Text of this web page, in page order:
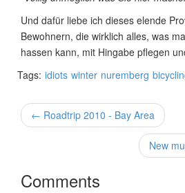
Und dafür liebe ich dieses elende
Bewohnern, die wirklich alles, was
hassen kann, mit Hingabe pflegen
Tags: idiots winter nuremberg
← Roadtrip 2010 - Bay Area
New
Comments